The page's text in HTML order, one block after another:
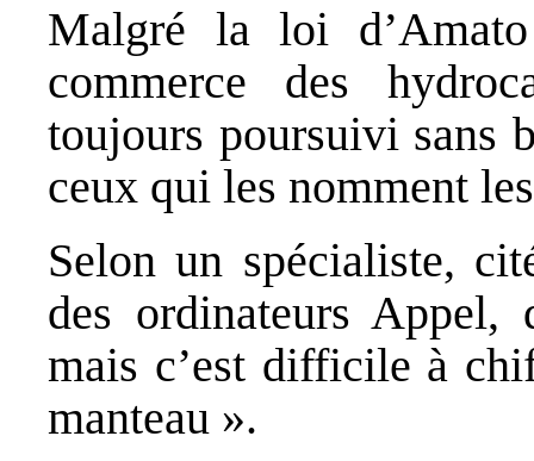
Malgré la loi
commerce des
toujours poursuivi sans
ceux qui les nomment
Selon un spécialiste,
des ordinateurs Appel,
mais c’est difficile à
manteau ».